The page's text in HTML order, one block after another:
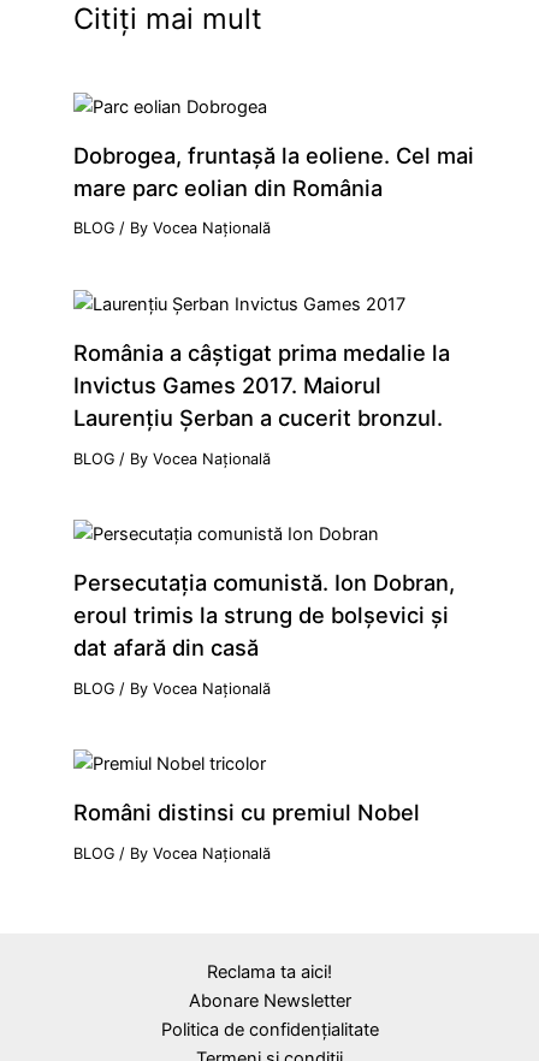
Citiți mai mult
Dobrogea, fruntaşă la eoliene. Cel mai
mare parc eolian din România
BLOG / ByVocea Națională
România a câştigat prima medalie la
Invictus Games 2017. Maiorul
Laurenţiu Şerban a cucerit bronzul.
BLOG / ByVocea Națională
Persecutaţia comunistă. Ion Dobran,
eroul trimis la strung de bolşevici şi
dat afară din casă
BLOG / ByVocea Națională
Români distinsi cu premiul Nobel
BLOG / ByVocea Națională
Reclama ta aici!
Abonare Newsletter
Politica de confidențialitate